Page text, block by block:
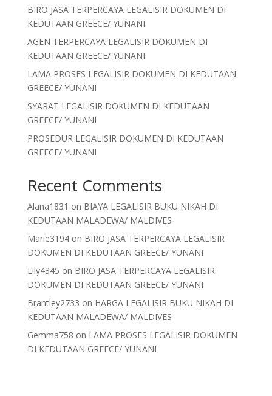
BIRO JASA TERPERCAYA LEGALISIR DOKUMEN DI
KEDUTAAN GREECE/ YUNANI
AGEN TERPERCAYA LEGALISIR DOKUMEN DI
KEDUTAAN GREECE/ YUNANI
LAMA PROSES LEGALISIR DOKUMEN DI KEDUTAAN
GREECE/ YUNANI
SYARAT LEGALISIR DOKUMEN DI KEDUTAAN
GREECE/ YUNANI
PROSEDUR LEGALISIR DOKUMEN DI KEDUTAAN
GREECE/ YUNANI
Recent Comments
Alana1831 on BIAYA LEGALISIR BUKU NIKAH DI
KEDUTAAN MALADEWA/ MALDIVES
Marie3194on BIRO JASA TERPERCAYA LEGALISIR
DOKUMEN DI KEDUTAAN GREECE/ YUNANI
Lily4345 on BIRO JASA TERPERCAYA LEGALISIR
DOKUMEN DI KEDUTAAN GREECE/ YUNANI
Brantley2733 on HARGA LEGALISIR BUKU NIKAH DI
KEDUTAAN MALADEWA/ MALDIVES
Gemma758 on LAMA PROSES LEGALISIR DOKUMEN
DI KEDUTAAN GREECE/ YUNANI